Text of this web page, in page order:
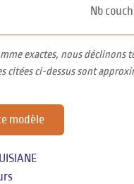
Nb
exactes, nous déclinons
citées ci-dessus sont
modèle